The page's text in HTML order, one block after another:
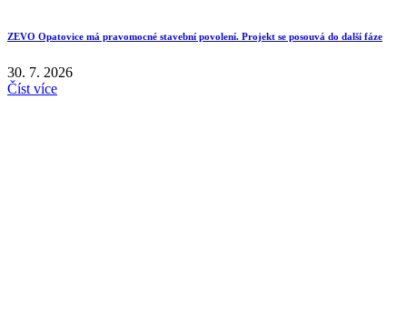
ZEVO Opatovice má pravomocné stavební povolení. Projekt se posouvá do další fáze
30. 7. 2026
Číst více